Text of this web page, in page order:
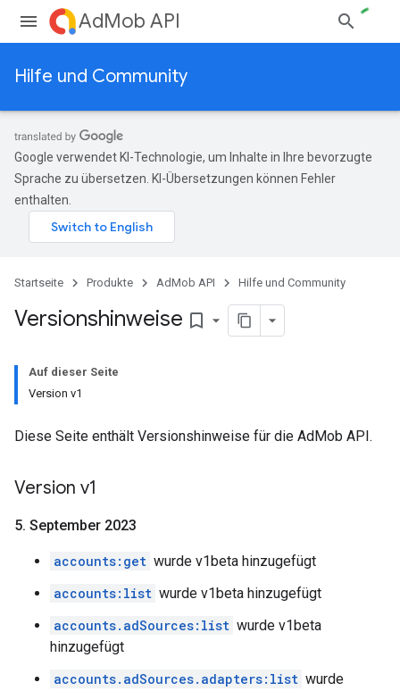
AdMob API
Hilfe und Community
Google verwendet KI-Technologie, um Inhalte in Ihre bevorzugte
Sprache zu übersetzen. KI-Übersetzungen können Fehler
enthalten.
Startseite Produkte AdMob API Hilfe und Community
Versionshinweise bookmark_border
Auf dieser Seite
Version v1
Diese Seite enthält Versionshinweise für die AdMob API.
Version v1
5. September 2023
accounts:get wurde v1beta hinzugefügt
accounts:list wurde v1beta hinzugefügt
accounts.adSources:list wurde v1beta
hinzugefügt
accounts.adSources.adapters:list wurde